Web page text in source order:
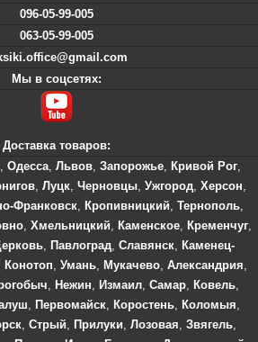
096-05-99-005
063-05-99-005
Мы в соцсетях:
Доставка товаров:
, Одесса, Львов, Запорожье, Кривой Рог,
, Луцк, Черновцы, Ужгород, Херсон,
Франковск, Кропивницкий, Тернополь,
, Хмельницкий, Каменское, Кременчуг,
, Павлоград, Славянск, Каменец-
Конотоп, Умань, Мукачево, Александрия,
, Нежин, Измаил, Самар, Ковель,
, Первомайск, Коростень, Коломыя,
, Стрый, Прилуки, Лозовая, Звягель,